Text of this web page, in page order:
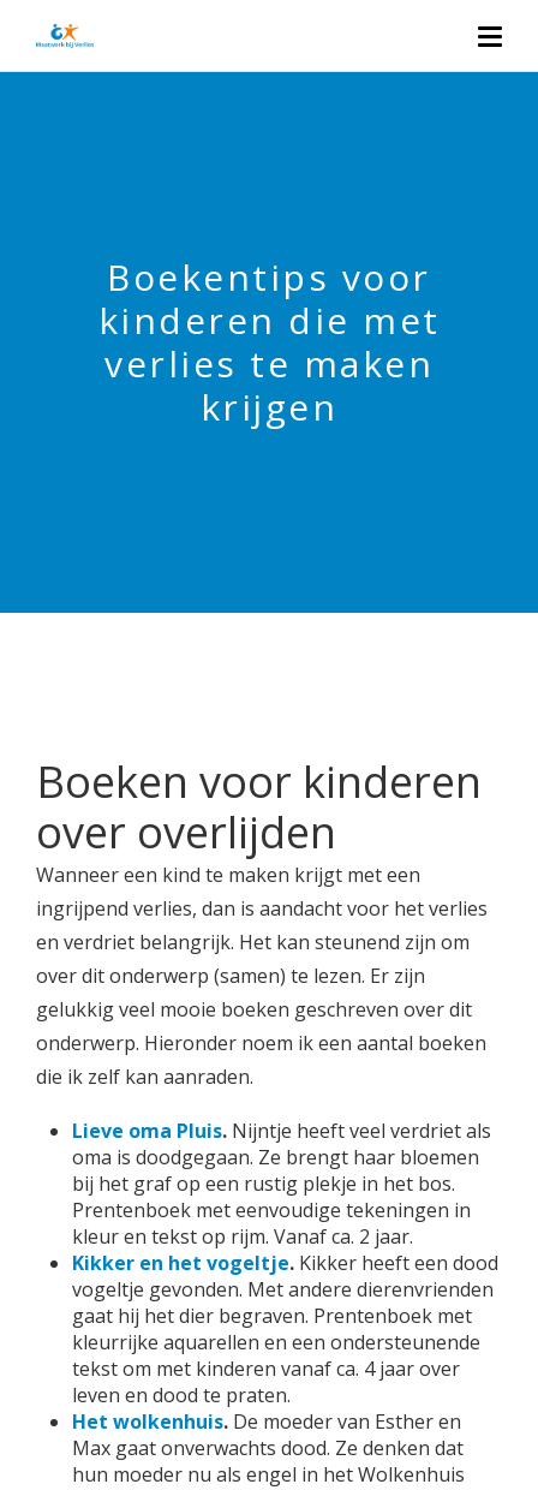
Boekentips voor
kinderen die met
verlies te maken
krijgen
Boeken voor kinderen
over overlijden
Wanneer een kind te maken krijgt met een
ingrijpend verlies, dan is aandacht voor het verlies
en verdriet belangrijk. Het kan steunend zijn om
over dit onderwerp (samen) te lezen. Er zijn
gelukkig veel mooie boeken geschreven over dit
onderwerp. Hieronder noem ik een aantal boeken
die ik zelf kan aanraden.
Lieve oma Pluis. Nijntje heeft veel verdriet als
oma is doodgegaan. Ze brengt haar bloemen
bij het graf op een rustig plekje in het bos.
Prentenboek met eenvoudige tekeningen in
kleur en tekst op rijm. Vanaf ca. 2 jaar.
Kikker en het vogeltje. Kikker heeft een dood
vogeltje gevonden. Met andere dierenvrienden
gaat hij het dier begraven. Prentenboek met
kleurrijke aquarellen en een ondersteunende
tekst om met kinderen vanaf ca. 4 jaar over
leven en dood te praten.
Het wolkenhuis. De moeder van Esther en
Max gaat onverwachts dood. Ze denken dat
hun moeder nu als engel in het Wolkenhuis